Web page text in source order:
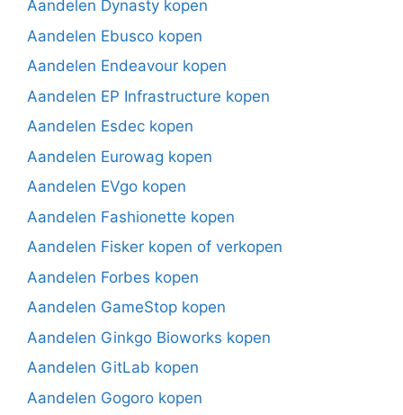
Aandelen Dynasty kopen
Aandelen Ebusco kopen
Aandelen Endeavour kopen
Aandelen EP Infrastructure kopen
Aandelen Esdec kopen
Aandelen Eurowag kopen
Aandelen EVgo kopen
Aandelen Fashionette kopen
Aandelen Fisker kopen of verkopen
Aandelen Forbes kopen
Aandelen GameStop kopen
Aandelen Ginkgo Bioworks kopen
Aandelen GitLab kopen
Aandelen Gogoro kopen